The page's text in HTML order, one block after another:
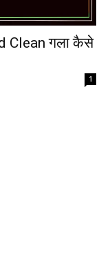
Clean गला कैसे
1